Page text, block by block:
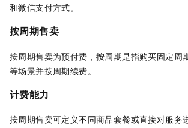
和微信支付方式。
按周期售卖
按周期售卖为预付费，按周期是指购买固定周
等场景并按周期续费。
计费能力
按周期售卖可定义不同商品套餐或直接对服务